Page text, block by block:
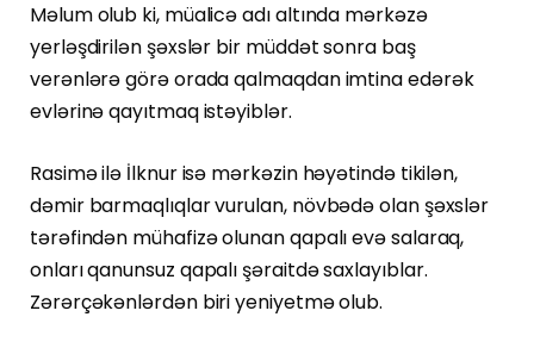
Məlum olub ki, müalicə adı altında mərkəzə
yerləşdirilən şəxslər bir müddət sonra baş
verənlərə görə orada qalmaqdan imtina edərək
evlərinə qayıtmaq istəyiblər.
Rasimə ilə İlknur isə mərkəzin həyətində tikilən,
dəmir barmaqlıqlar vurulan, növbədə olan şəxslər
tərəfindən mühafizə olunan qapalı evə salaraq,
onları qanunsuz qapalı şəraitdə saxlayıblar.
Zərərçəkənlərdən biri yeniyetmə olub.